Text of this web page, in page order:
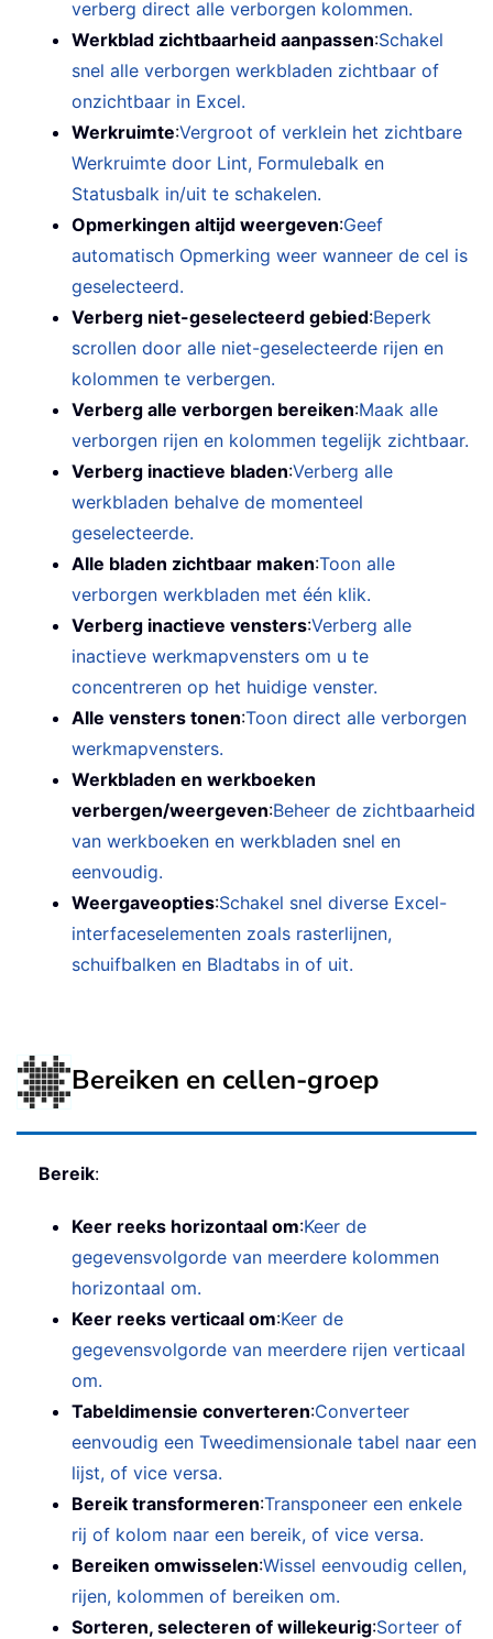
verberg direct alle verborgen kolommen.
Werkblad zichtbaarheid aanpassen:Schakel
snel alle verborgen werkbladen zichtbaar of
onzichtbaar in Excel.
Werkruimte:Vergroot of verklein het zichtbare
Werkruimte door Lint, Formulebalk en
Statusbalk in/uit te schakelen.
Opmerkingen altijd weergeven:Geef
automatisch Opmerking weer wanneer de cel is
geselecteerd.
Verberg niet-geselecteerd gebied:Beperk
scrollen door alle niet-geselecteerde rijen en
kolommen te verbergen.
Verberg alle verborgen bereiken:Maak alle
verborgen rijen en kolommen tegelijk zichtbaar.
Verberg inactieve bladen:Verberg alle
werkbladen behalve de momenteel
geselecteerde.
Alle bladen zichtbaar maken:Toon alle
verborgen werkbladen met één klik.
Verberg inactieve vensters:Verberg alle
inactieve werkmapvensters om u te
concentreren op het huidige venster.
Alle vensters tonen:Toon direct alle verborgen
werkmapvensters.
Werkbladen en werkboeken
verbergen/weergeven:Beheer de zichtbaarheid
van werkboeken en werkbladen snel en
eenvoudig.
Weergaveopties:Schakel snel diverse Excel-
interfaceselementen zoals rasterlijnen,
schuifbalken en Bladtabs in of uit.
Bereiken en cellen-groep
Bereik:
Keer reeks horizontaal om:Keer de
gegevensvolgorde van meerdere kolommen
horizontaal om.
Keer reeks verticaal om:Keer de
gegevensvolgorde van meerdere rijen verticaal
om.
Tabeldimensie converteren:Converteer
eenvoudig een Tweedimensionale tabel naar een
lijst, of vice versa.
Bereik transformeren:Transponeer een enkele
rij of kolom naar een bereik, of vice versa.
Bereiken omwisselen:Wissel eenvoudig cellen,
rijen, kolommen of bereiken om.
Sorteren, selecteren of willekeurig:Sorteer of